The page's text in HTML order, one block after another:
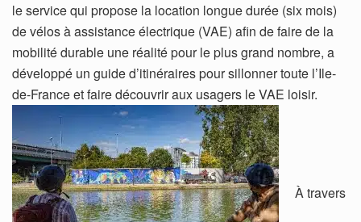
le service qui propose la location longue durée (six mois)
de vélos à assistance électrique (VAE) afin de faire de la
mobilité durable une réalité pour le plus grand nombre, a
développé un guide d’itinéraires pour sillonner toute l’Ile-
de-France et faire découvrir aux usagers le VAE loisir.
À travers